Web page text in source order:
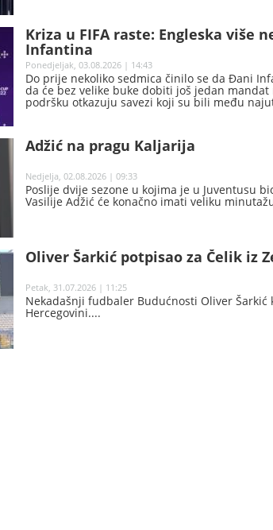
Kriza u FIFA raste: Engleska više
Infantina
Ponedjeljak, 03.08.2026 | 14:43
Do prije nekoliko sedmica činilo se da Đani
da će bez velike buke dobiti još jedan mandat
podršku otkazuju savezi koji su bili među
njegove predsjedničke većine.
Adžić na pragu Kaljarija
Nedjelja, 02.08.2026 | 09:33
Poslije dvije sezone u kojima je u Juventusu
Vasilije Adžić će konačno imati veliku
Oliver Šarkić potpisao za Čelik iz
Petak, 31.07.2026 | 11:25
Nekadašnji fudbaler Budućnosti Oliver
Hercegovini.